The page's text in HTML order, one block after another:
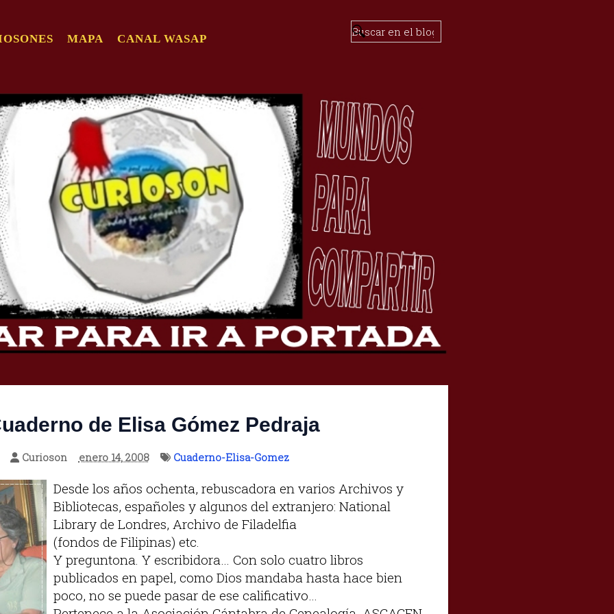
MAPA CANAL WASAP
de Elisa Gómez Pedraja
Curioson enero 14, 2008 Cuaderno-Elisa-Gomez
Desde los años ochenta, rebuscadora en varios Archivos y
Bibliotecas, españoles y algunos del extranjero: National
Library de Londres, Archivo de Filadelfia
(fondos de Filipinas) etc.
Y preguntona. Y escribidora… Con solo cuatro libros
publicados en papel, como Dios mandaba hasta hace bien
poco, no se puede pasar de ese calificativo…